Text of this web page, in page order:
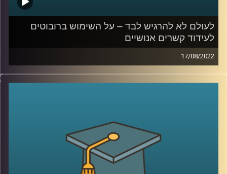
לעולם לא להרגיש לבד – על השימוש ברובוטים
לעידוד קשרים אנושיים
17/08/2022
יש שצופים שעוד כמה שנים הבית (החכם) שלנו יוכל לראות
שיש לנו ראיון עבודה ביומן ולהתגייס כדי שנרגיש טוב
ראש תחום רובוטים חברתיים במעבדה לחדשנות במדיה כאן
באוניברסיטת רייכמן, מסבירה שמחוות כאלו של מכשירים
אלקטרוניים יוכלו לעזור לנו ליצור קשרים בינאישיים לאחריהם